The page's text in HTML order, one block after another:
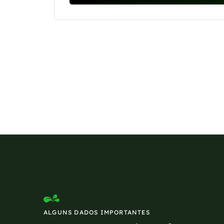
ALGUNS DADOS IMPORTANTES